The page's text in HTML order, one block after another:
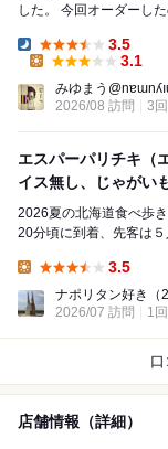
した。 今回オーダーしたのは、お店一番人気という「エスパーチキンベ
Dinner:
3.5
3.1
みゆまう
2026/08 訪問
3回
エスパーパリチキ（
イス無し、じゃがい
2026夏の北海道食べ歩きツ
20分頃に到着、先客は
3.5
ナポリタン好き
2026/07 訪問
1回
口
店舗情報（詳細）